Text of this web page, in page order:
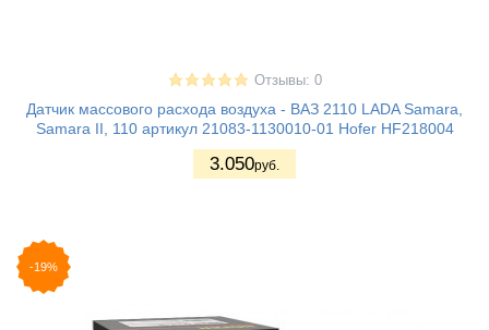
Отзывы: 0
Датчик массового расхода воздуха - ВАЗ 2110 LADA Samara,
Samara II, 110 артикул 21083-1130010-01 Hofer HF218004
3.050руб.
-19%